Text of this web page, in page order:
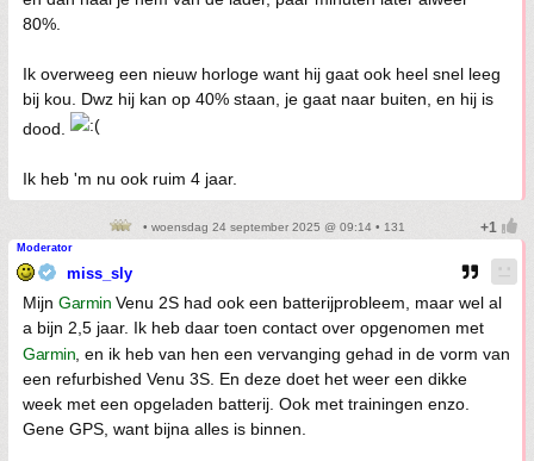
80%.
Ik overweeg een nieuw horloge want hij gaat ook heel snel leeg
bij kou. Dwz hij kan op 40% staan, je gaat naar buiten, en hij is
dood.
Ik heb 'm nu ook ruim 4 jaar.
• woensdag 24 september 2025 @ 09:14 • 131
Moderator
miss_sly
Mijn Garmin Venu 2S had ook een batterijprobleem, maar wel al
a bijn 2,5 jaar. Ik heb daar toen contact over opgenomen met
Garmin , en ik heb van hen een vervanging gehad in de vorm van
een refurbished Venu 3S. En deze doet het weer een dikke
week met een opgeladen batterij. Ook met trainingen enzo.
Gene GPS, want bijna alles is binnen.